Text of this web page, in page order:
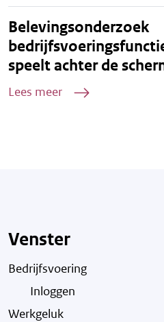
Belevingsonderzoek
speelt achter de
Lees meer
Venster
Bedrijfsvoering
Inloggen
Werkgeluk